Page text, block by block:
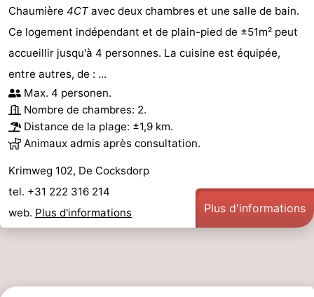
Chaumière 4CT avec deux chambres et une salle de bain.
Ce logement indépendant et de plain-pied de ±51m² peut
accueillir jusqu'à 4 personnes. La cuisine est équipée,
entre autres, de : ...
Max. 4 personen.
Nombre de chambres: 2.
Distance de la plage: ±1,9 km.
Animaux admis après consultation.
Krimweg 102, De Cocksdorp
tel. +31 222 316 214
web. Plus d'informations Plus d'informations